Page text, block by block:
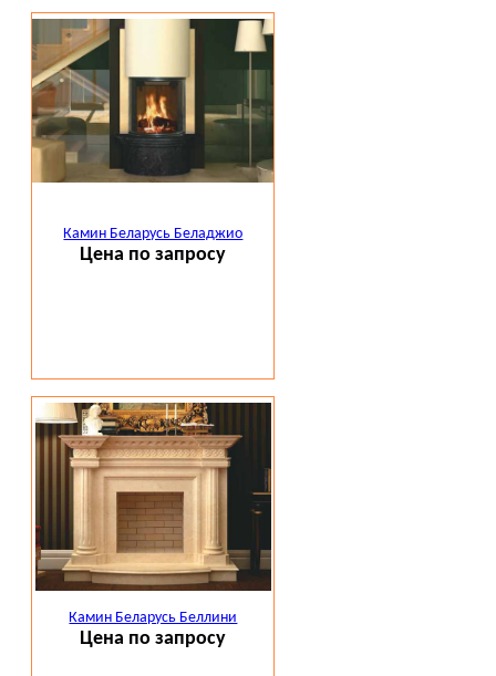
Камин Беларусь Беладжио
Цена по запросу
Камин Беларусь Беллини
Цена по запросу